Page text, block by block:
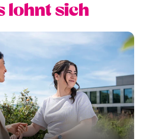
lohnt sich